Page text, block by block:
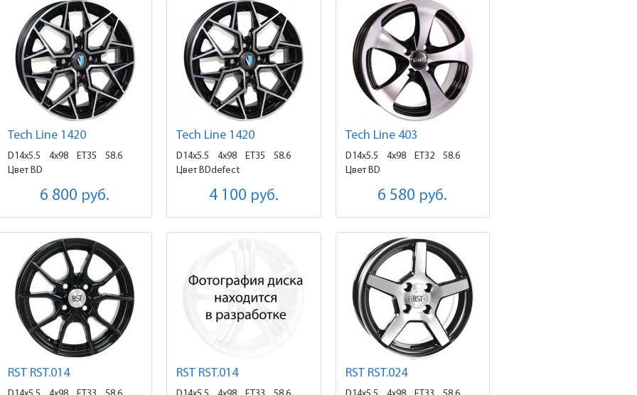
Tech Line 1420
D14x5.5 4x98 ET35
58.6
Цвет BD
6 800 руб.
Tech Line 1420
D14x5.5 4x98 ET35
58.6
Цвет BDdefect
4 100 руб.
Tech Line 403
D14x5.5 4x98 ET32
58.6
Цвет BD
6 580 руб.
RST RST.014 RST RST.014 RST RST.024